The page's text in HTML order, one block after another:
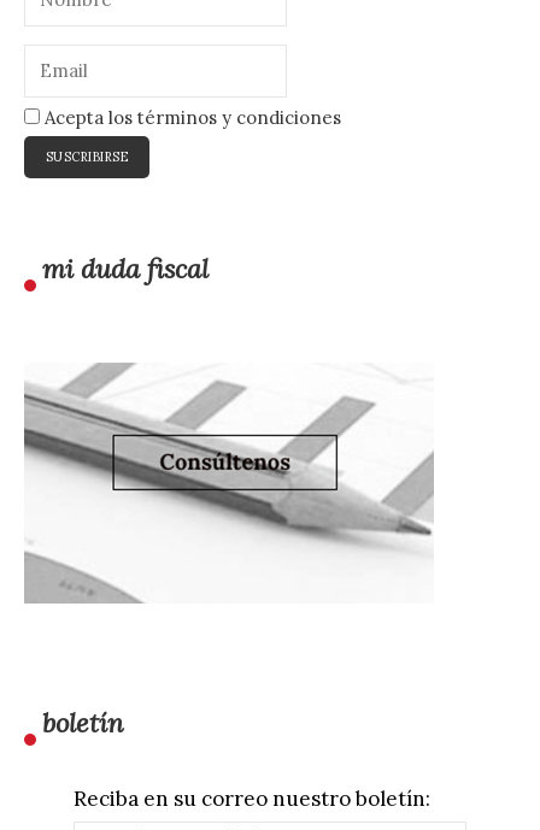
Acepta los términos y condiciones
mi duda fiscal
boletín
Reciba en su correo nuestro boletín: